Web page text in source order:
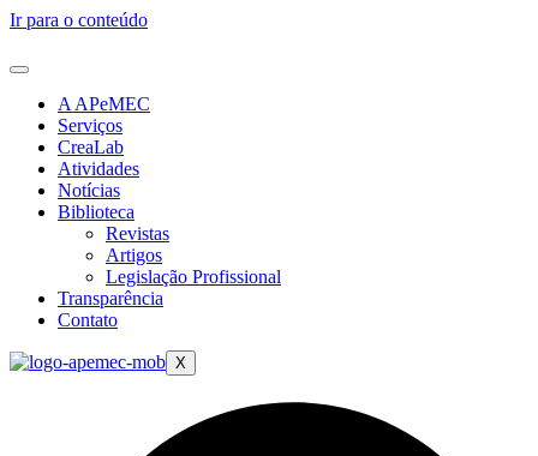
Ir para o conteúdo
A APeMEC
Serviços
CreaLab
Atividades
Notícias
Biblioteca
Revistas
Artigos
Legislação Profissional
Transparência
Contato
X